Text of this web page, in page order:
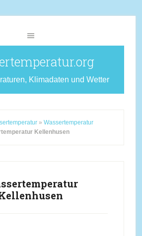
Klimadaten und Wetter
» Wassertemperatur
Kellenhusen